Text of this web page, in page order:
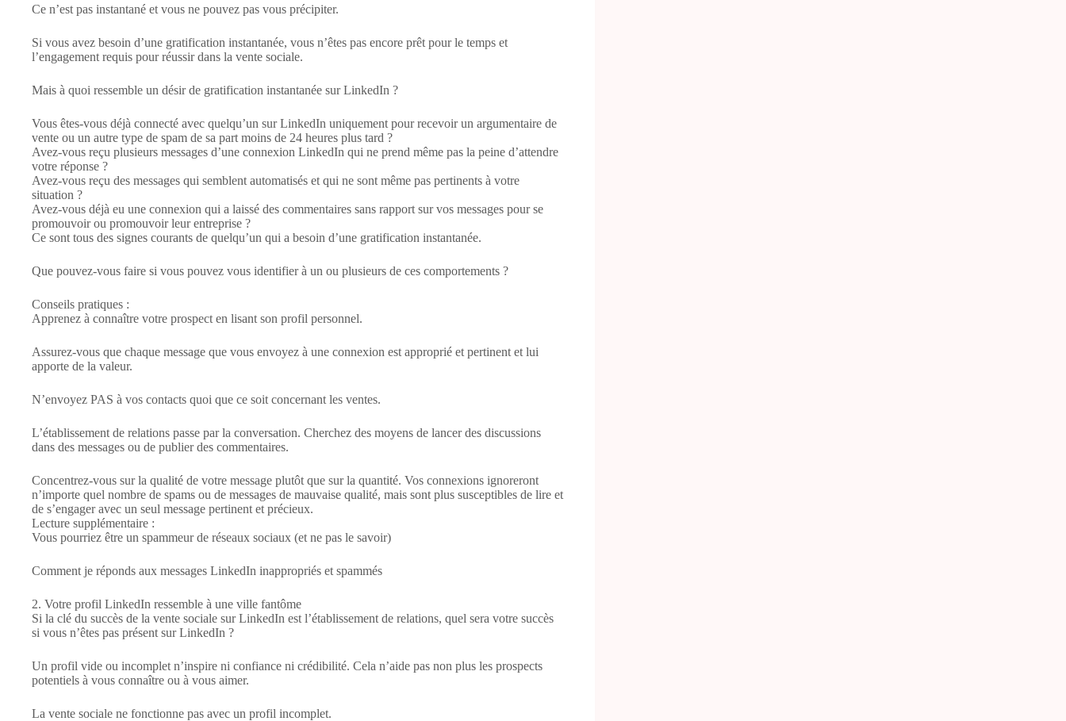
Ce n’est pas instantané et vous ne pouvez pas vous précipiter.
Si vous avez besoin d’une gratification instantanée, vous n’êtes pas encore prêt pour le temps et
l’engagement requis pour réussir dans la vente sociale.
Mais à quoi ressemble un désir de gratification instantanée sur LinkedIn ?
Vous êtes-vous déjà connecté avec quelqu’un sur LinkedIn uniquement pour recevoir un argumentaire de
vente ou un autre type de spam de sa part moins de 24 heures plus tard ?
Avez-vous reçu plusieurs messages d’une connexion LinkedIn qui ne prend même pas la peine d’attendre
votre réponse ?
Avez-vous reçu des messages qui semblent automatisés et qui ne sont même pas pertinents à votre
situation ?
Avez-vous déjà eu une connexion qui a laissé des commentaires sans rapport sur vos messages pour se
promouvoir ou promouvoir leur entreprise ?
Ce sont tous des signes courants de quelqu’un qui a besoin d’une gratification instantanée.
Que pouvez-vous faire si vous pouvez vous identifier à un ou plusieurs de ces comportements ?
Conseils pratiques :
Apprenez à connaître votre prospect en lisant son profil personnel.
Assurez-vous que chaque message que vous envoyez à une connexion est approprié et pertinent et lui
apporte de la valeur.
N’envoyez PAS à vos contacts quoi que ce soit concernant les ventes.
L’établissement de relations passe par la conversation. Cherchez des moyens de lancer des discussions
dans des messages ou de publier des commentaires.
Concentrez-vous sur la qualité de votre message plutôt que sur la quantité. Vos connexions ignoreront
n’importe quel nombre de spams ou de messages de mauvaise qualité, mais sont plus susceptibles de lire et
de s’engager avec un seul message pertinent et précieux.
Lecture supplémentaire :
Vous pourriez être un spammeur de réseaux sociaux (et ne pas le savoir)
Comment je réponds aux messages LinkedIn inappropriés et spammés
2. Votre profil LinkedIn ressemble à une ville fantôme
Si la clé du succès de la vente sociale sur LinkedIn est l’établissement de relations, quel sera votre succès
si vous n’êtes pas présent sur LinkedIn ?
Un profil vide ou incomplet n’inspire ni confiance ni crédibilité. Cela n’aide pas non plus les prospects
potentiels à vous connaître ou à vous aimer.
La vente sociale ne fonctionne pas avec un profil incomplet.